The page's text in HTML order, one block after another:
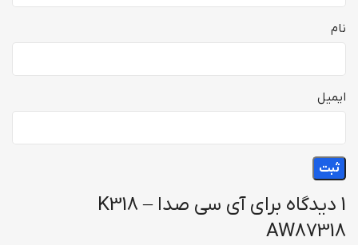
1 دیدگاه برای
آی سی صدا K318 –
AW87318
نام
ایمیل